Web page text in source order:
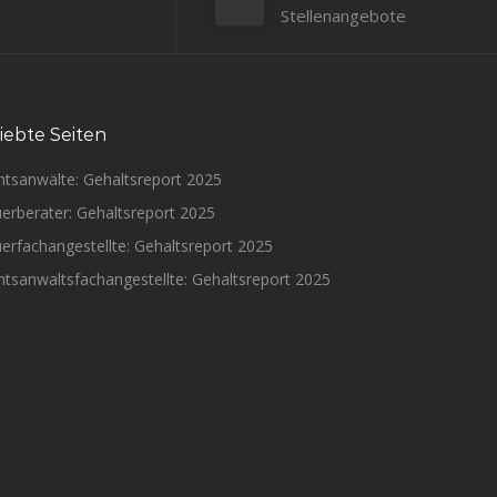
Stellenangebote
Seiten
Gehaltsreport 2025
Gehaltsreport 2025
Gehaltsreport 2025
Gehaltsreport 2025